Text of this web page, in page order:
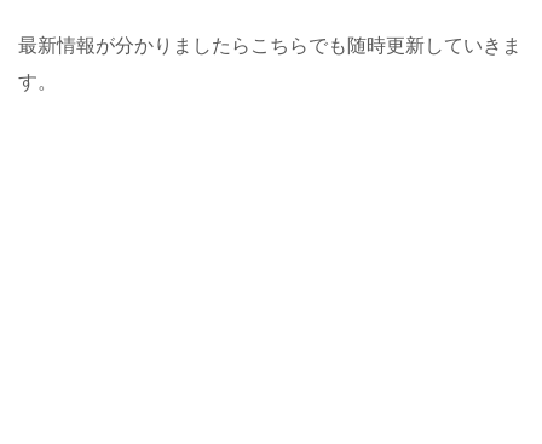
最新情報が分かりましたらこちらでも随時更新していきま
す。